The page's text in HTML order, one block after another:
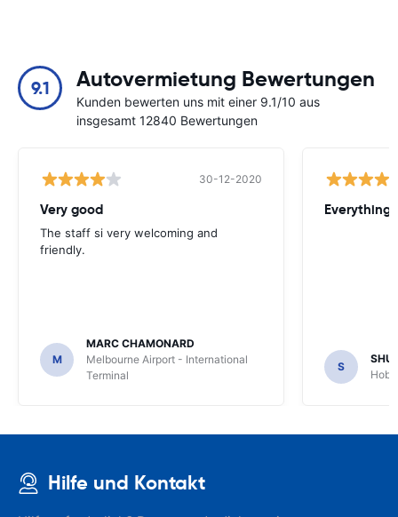
9.1 Autovermietung Bewertungen
Kunden bewerten uns mit einer 9.1/10 aus
insgesamt 12840 Bewertungen
30-12-2020
Very good
The staff si very welcoming and
friendly.
M
MARC CHAMONARD
Melbourne Airport - International
Terminal
Everything
S
Hilfe und Kontakt